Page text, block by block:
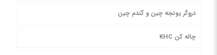
دروگر یونجه چین و گندم چین
چاله کن KHC